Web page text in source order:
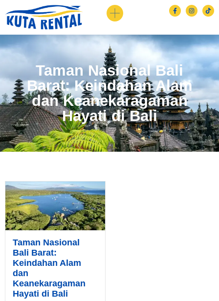
Taman Nasional Bali
Barat: Keindahan Alam
dan Keanekaragaman
Hayati di Bali
Taman Nasional
Bali Barat:
Keindahan Alam
dan
Keanekaragaman
Hayati di Bali
Book via WhatsApp
Pilih Mobil*